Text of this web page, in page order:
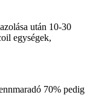
után 10-30
egységek,
70% pedig